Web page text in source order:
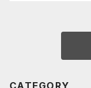
CATEGORY